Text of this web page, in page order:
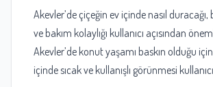
Akevler’de çiçeğin ev içinde nasıl
ve bakım kolaylığı kullanıcı açısından
Akevler’de konut yaşamı baskın olduğu
içinde sıcak ve kullanışlı görünmesi